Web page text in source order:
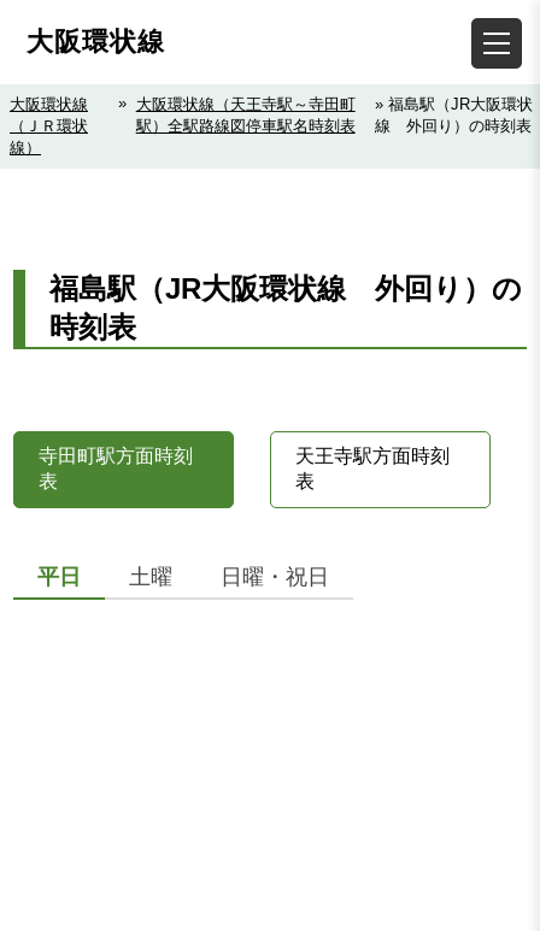
大阪環状線
大阪環状線
（ＪＲ環状
線）
»
大阪環状線（天王寺駅～寺田町
駅）全駅路線図停車駅名時刻表
» 福島駅（JR大阪環状
線 外回り）の時刻表
福島駅（JR大阪環状線 外回り）の
時刻表
寺田町駅方面時刻
表
天王寺駅方面時刻
表
平日 土曜 日曜・祝日